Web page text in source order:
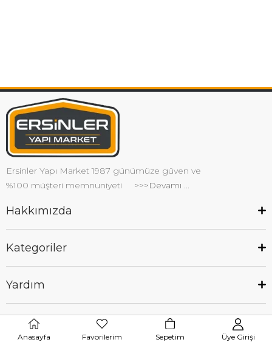
Ersinler Yapı Market 1987 günümüze güven ve
%100 müşteri memnuniyeti
>>>Devamı ...
Hakkımızda
Kategoriler
Yardım
Paylaş
Anasayfa Favorilerim Sepetim Üye Girişi